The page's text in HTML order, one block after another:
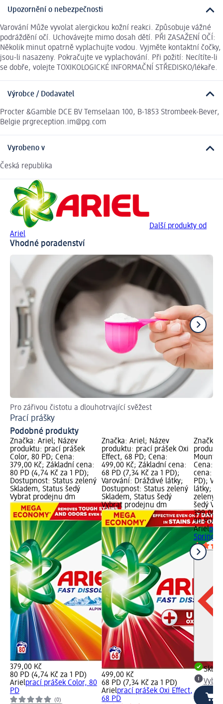
Upozornění o nebezpečnosti
Varování Může vyvolat alergickou kožní reakci. Způsobuje vážné
podráždění očí. Uchovávejte mimo dosah dětí. PŘI ZASAŽENÍ OČÍ:
Několik minut opatrně vyplachujte vodou. Vyjměte kontaktní čočky,
jsou-li nasazeny. Pokračujte ve vyplachování. Při požití: Necítíte-li
se dobře, volejte TOXIKOLOGICKÉ INFORMAČNÍ STŘEDISKO/lékaře.
Výrobce / Dodavatel
Procter &Gamble DCE BV Temselaan 100, B-1853 Strombeek-Bever,
Belgie prgreception.im@pg.com
Vyrobeno v
Česká republika
Další produkty od
Ariel
Vhodné poradenství
Pro zářivou čistotu a dlouhotrvající svěžest
Prací prášky
Podobné produkty
Značka: Ariel; Název
produktu: prací prášek
Color, 80 PD; Cena:
379,00 Kč; Základní cena:
80 PD (4,74 Kč za 1 PD);
Dostupnost: Status zelený
Skladem, Status šedý
Vybrat prodejnu dm
379,00 Kč
80 PD (4,74 Kč za 1 PD)
Arielprací prášek Color, 80
PD
(0)
Značka: Ariel; Název
produktu: prací prášek Oxi
Effect, 68 PD; Cena:
499,00 Kč; Základní cena:
68 PD (7,34 Kč za 1 PD);
Varování: Dráždivé látky;
Dostupnost: Status zelený
Skladem, Status šedý
Vybrat prodejnu dm
499,00 Kč
68 PD (7,34 Kč za 1 PD)
Arielprací prášek Oxi Effect,
68 PD
Značka:
Cena:
cena: 90
PD);
látky;
zelený
šedý
399,00
90 PD
Ariel
Spring,